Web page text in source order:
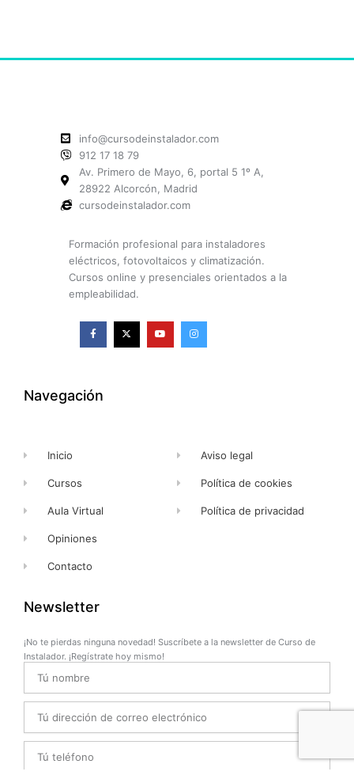
info@cursodeinstalador.com
912 17 18 79
Av. Primero de Mayo, 6, portal 5 1º A,
28922 Alcorcón, Madrid
cursodeinstalador.com
Formación profesional para instaladores
eléctricos, fotovoltaicos y climatización.
Cursos online y presenciales orientados a la
empleabilidad.
F
a
k
-
X
-
Y
o
I
n
Navegación
Inicio
Cursos
Aula Virtual
Opiniones
Contacto
Aviso legal
Política de cookies
Política de privacidad
Newsletter
¡No te pierdas ninguna novedad! Suscríbete a la newsletter de Curso de
Instalador. ¡Regístrate hoy mismo!